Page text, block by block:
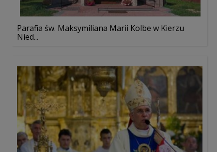
Parafia św. Maksymiliana Marii Kolbe w Kierzu
Nied...